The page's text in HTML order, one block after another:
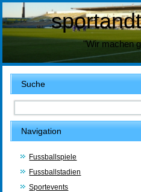
"Wir machen
Suche
Navigation
Fussballspiele
Fussballstadien
Sportevents